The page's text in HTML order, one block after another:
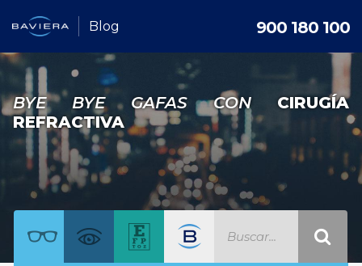
Blog 900 180 100
BYE BYE GAFAS CON CIRUGÍA
REFRACTIVA